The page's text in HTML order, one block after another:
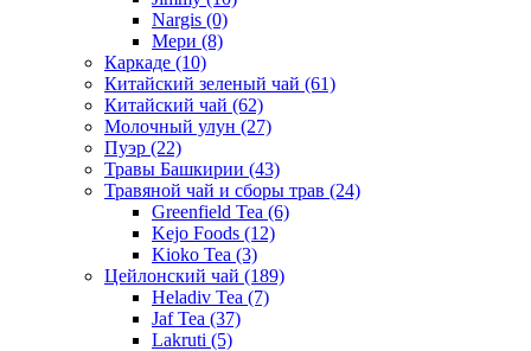
Nargis (0)
Мери (8)
Каркаде (10)
Китайский зеленый чай (61)
Китайский чай (62)
Молочный улун (27)
Пуэр (22)
Травы Башкирии (43)
Травяной чай и сборы трав (24)
Greenfield Tea (6)
Kejo Foods (12)
Kioko Tea (3)
Цейлонский чай (189)
Heladiv Tea (7)
Jaf Tea (37)
Lakruti (5)